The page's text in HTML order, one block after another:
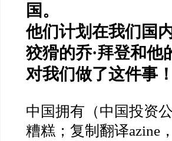
国。
他们计划在我们国
狡猾的乔·拜登和他
对我们做了这件事！
中国拥有（中国投资
糟糕；复制翻译azine ，